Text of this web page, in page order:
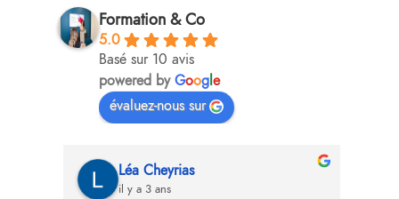
Formation & Co
5.0
Basé sur 10 avis
powered byGoogle
évaluez-nous sur
Léa Cheyrias
il y a 3 ans